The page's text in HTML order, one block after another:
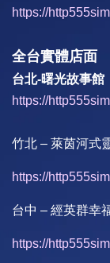
https://
全台實體店面
台北-曙光故事館
https://
竹北 – 萊茵河式
https://
台中 – 經英群幸
https://